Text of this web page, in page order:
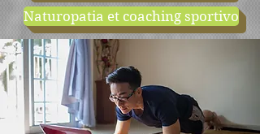
Naturopatia et coaching sportivo
cours d'essai negozio